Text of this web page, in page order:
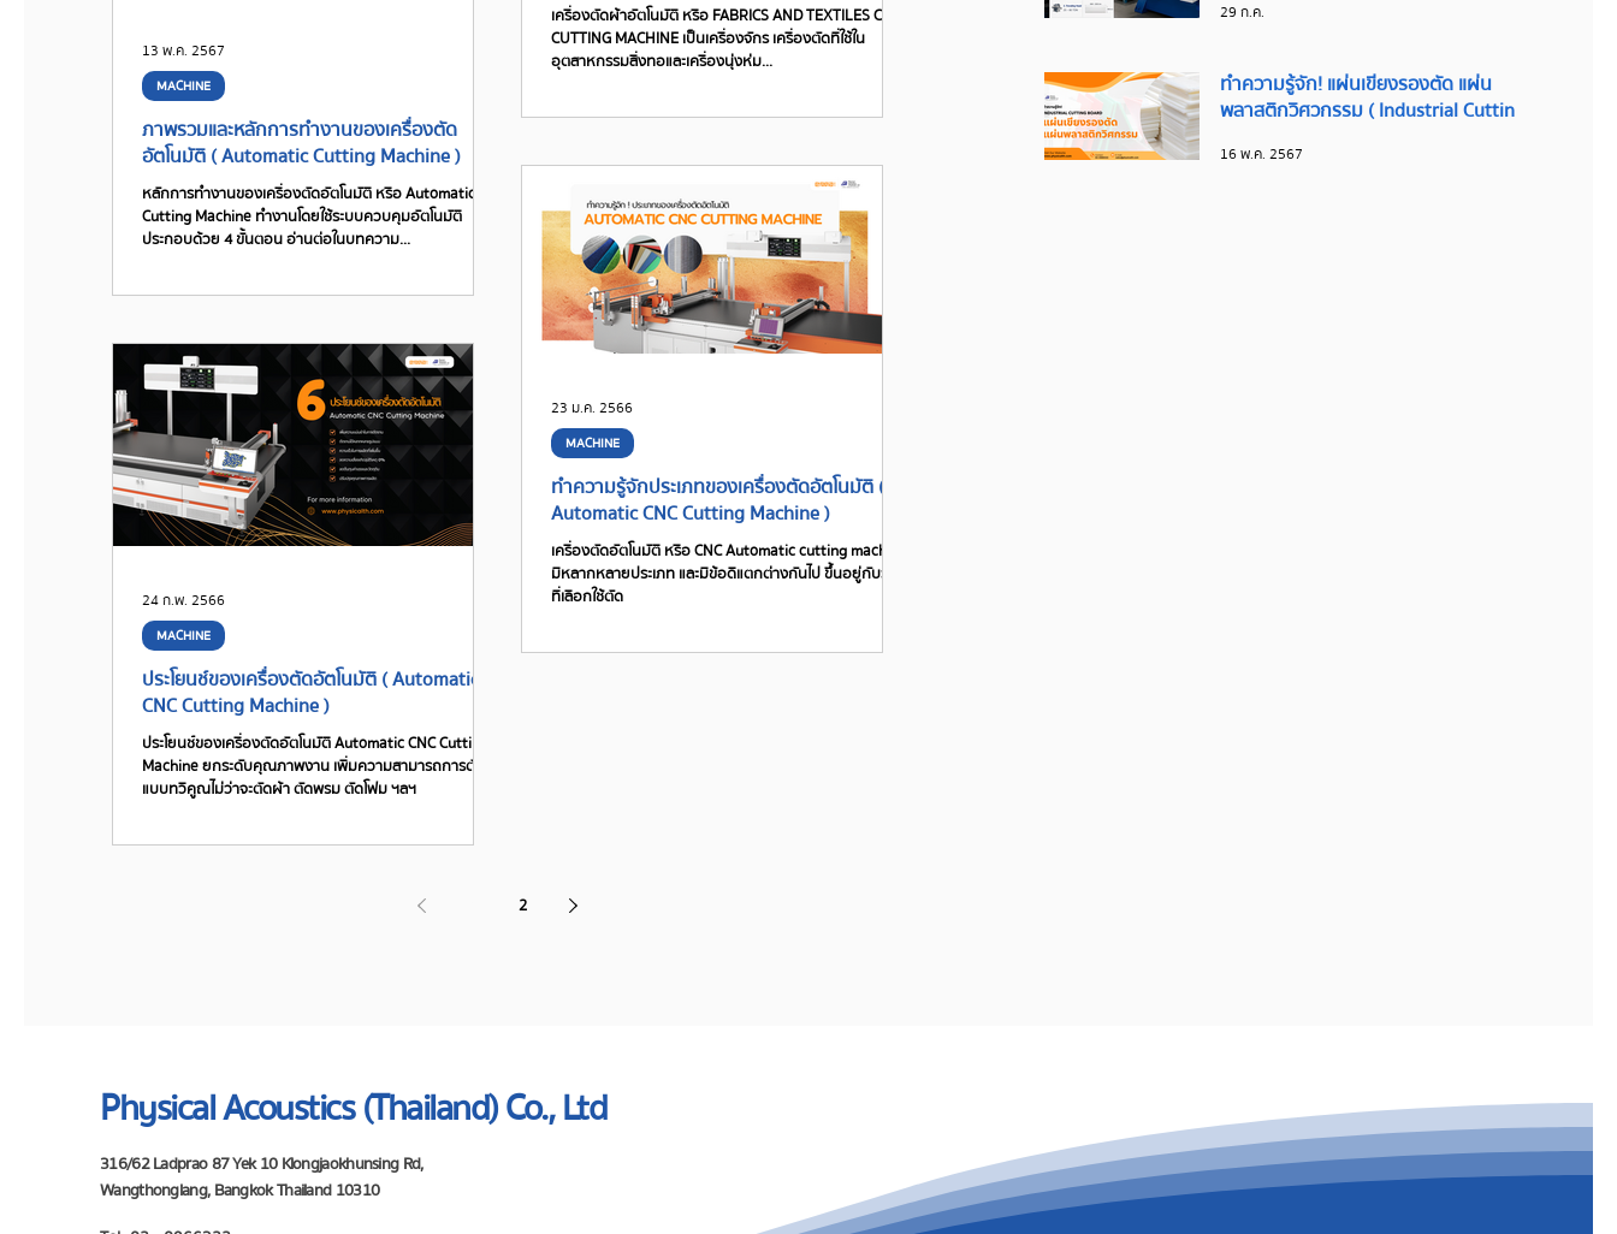
ภาพรวมและหลักการทำงานของเครื่องตัด
อัตโนมัติ ( Automatic Cutting Machine )
หลักการทำงานของเครื่องตัดอัตโนมัติ หรือ Automatic
Cutting Machine ทำงานโดยใช้ระบบควบคุมอัตโนมัติ
ประกอบด้วย 4 ขั้นตอน อ่านต่อในบทความ...
MACHINE
13 พ.ค. 2567
เครื่องตัดผ้าอัตโนมัติ หรือ FABRICS AND TEXTILES CNC
CUTTING MACHINE เป็นเครื่องจักร เครื่องตัดที่ใช้ใน
อุตสาหกรรมสิ่งทอและเครื่องนุ่งห่ม...
ประโยนช์ของเครื่องตัดอัตโนมัติ ( Automatic
CNC Cutting Machine )
ประโยนช์ของเครื่องตัดอัตโนมัติ Automatic CNC Cutting
Machine ยกระดับคุณภาพงาน เพิ่มความสามารถการตัด
แบบทวีคูณไม่ว่าจะตัดผ้า ตัดพรม ตัดโฟม ฯลฯ
MACHINE
24 ก.พ. 2566
ทำความรู้จักประเภทของเครื่องตัดอัตโนมัติ (
Automatic CNC Cutting Machine )
เครื่องตัดอัตโนมัติ หรือ CNC Automatic cutting machine
มีหลากหลายประเภท และมีข้อดีแตกต่างกันไป ขึ้นอยู่กับวัสดุ
ที่เลือกใช้ตัด
MACHINE
23 ม.ค. 2566
2
การผลิต
29 ก.ค.
ทำความรู้จัก! แผ่นเขียงรองตัด แผ่น
พลาสติกวิศวกรรม ( Industrial Cutting
16 พ.ค. 2567
Physical Acoustics (Thailand) Co., Ltd
316/62 Ladprao 87 Yek 10 Klongjaokhunsing Rd,
Wangthonglang, Bangkok Thailand 10310